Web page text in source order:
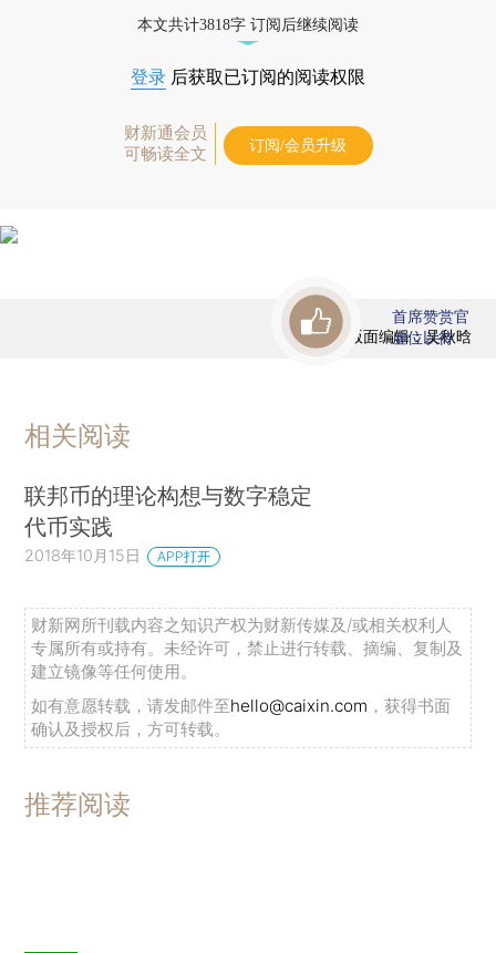
本文共计3818字 订阅后继续阅读
登录 后获取已订阅的阅读权限
财新通会员
可畅读全文
订阅/会员升级
版面编辑：吴秋晗
首席赞赏官
虚位以待
相关阅读
联邦币的理论构想与数字稳定
代币实践
2018年10月15日 APP打开
财新网所刊载内容之知识产权为财新传媒及/或相关权利人
专属所有或持有。未经许可，禁止进行转载、摘编、复制及
建立镜像等任何使用。
如有意愿转载，请发邮件至hello@caixin.com ，获得书面
确认及授权后，方可转载。
推荐阅读